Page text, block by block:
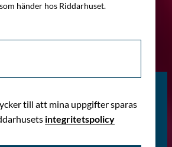
händer hos Riddarhuset.
till att mina uppgifter sparas
integritetspolicy